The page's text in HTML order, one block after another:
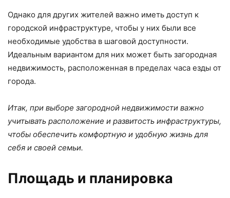
Однако для других жителей важно иметь доступ к
городской инфраструктуре, чтобы у них были все
необходимые удобства в шаговой доступности.
Идеальным вариантом для них может быть загородная
недвижимость, расположенная в пределах часа езды от
города.
Итак, при выборе загородной недвижимости важно
учитывать расположение и развитость инфраструктуры,
чтобы обеспечить комфортную и удобную жизнь для
себя и своей семьи.
Площадь и планировка